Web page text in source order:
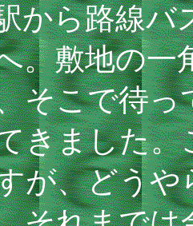
ら路線バ
。敷地の一
そこで待
きました。
が、どうや